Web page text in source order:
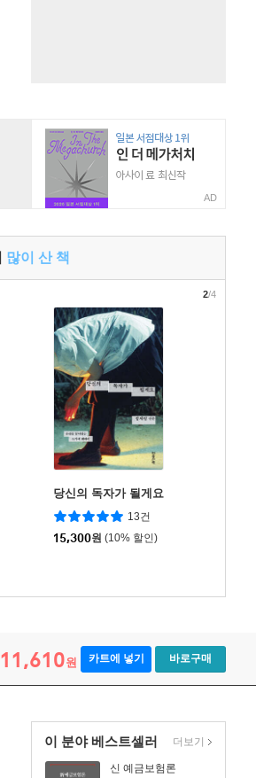
AD
많이 산 책
당신의 독자가 될게요
13건
15,300원 (10% 할인)
2/4
11,610원 카트에 넣기 바로구매
이 분야 베스트셀러
신 예금보험론
더보기